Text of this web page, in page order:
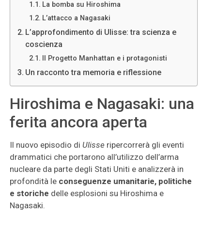
La bomba su Hiroshima
L’attacco a Nagasaki
L’approfondimento di Ulisse: tra scienza e
coscienza
Il Progetto Manhattan e i protagonisti
Un racconto tra memoria e riflessione
Hiroshima e Nagasaki: una
ferita ancora aperta
Il nuovo episodio di Ulisse ripercorrerà gli eventi
drammatici che portarono all’utilizzo dell’arma
nucleare da parte degli Stati Uniti e analizzerà in
profondità le conseguenze umanitarie, politiche
e storiche delle esplosioni su Hiroshima e
Nagasaki.